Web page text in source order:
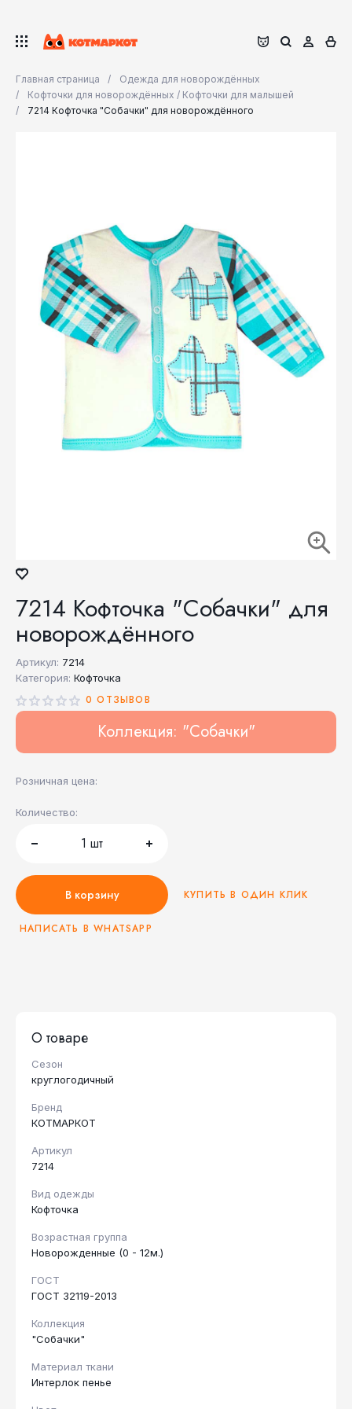
Главная страница
Одежда для новорождённых
Кофточки для новорождённых / Кофточки для малышей
7214 Кофточка "Собачки" для новорождённого
7214 Кофточка "Собачки" для
новорождённого
Артикул: 7214
Категория: Кофточка
0 ОТЗЫВОВ
Коллекция: "Собачки"
Розничная цена:
Количество:
1 шт
В корзину КУПИТЬ В ОДИН КЛИК
НАПИСАТЬ В WHATSAPP
О товаре
Сезон
круглогодичный
Бренд
КОТМАРКОТ
Артикул
7214
Вид одежды
Кофточка
Возрастная группа
Новорожденные (0 - 12м.)
ГОСТ
ГОСТ 32119-2013
Коллекция
"Собачки"
Материал ткани
Интерлок пенье